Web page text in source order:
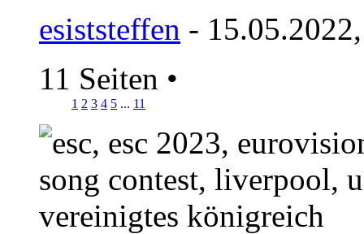
esiststeffen -
11 Seiten •
1 2 3 4 5 ... 11